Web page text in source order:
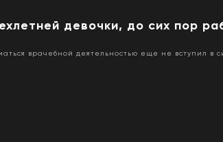
девочки, до сих пор
врачебной деятельностью еще не вступил в